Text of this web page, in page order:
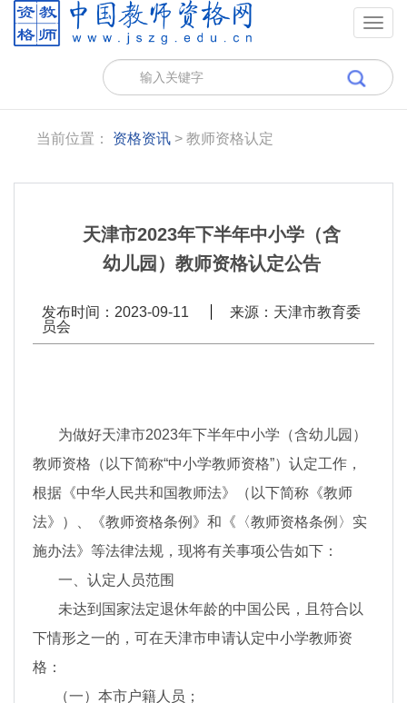
当前位置： 资格资讯 > 教师资格认定
天津市2023年下半年中小学（含
幼儿园）教师资格认定公告
发布时间：2023-09-11
来源：天津市教育委
员会
为做好天津市2023年下半年中小学（含幼儿园）
教师资格（以下简称“中小学教师资格”）认定工作，
根据《中华人民共和国教师法》（以下简称《教师
法》）、《教师资格条例》和《〈教师资格条例〉实
施办法》等法律法规，现将有关事项公告如下：
一、认定人员范围
未达到国家法定退休年龄的中国公民，且符合以
下情形之一的，可在天津市申请认定中小学教师资
格：
（一）本市户籍人员；